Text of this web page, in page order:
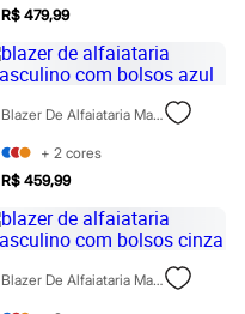
R$ 479,99
Blazer De Alfaiataria Masculino Com Bolsos Azul
+ 2 cores
R$ 459,99
Blazer De Alfaiataria Masculino Com Bolsos Cinza